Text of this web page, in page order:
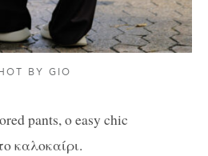
BY GIO
pants, ο easy chic
καλοκαίρι.